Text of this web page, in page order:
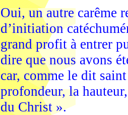
Oui, un autre carême
d’initiation
grand profit à entrer
dire que nous avons
car, comme le dit
profondeur, la
du Christ ».